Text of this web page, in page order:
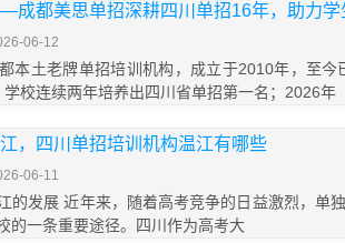
都美思单招深耕四川单招16年，助力学
06-12
本土老牌单招培训机构，成立于2010年，至今
校连续两年培养出四川省单招第一名；2026年
，四川单招培训机构温江有哪些
06-11
的发展 近年来，随着高考竞争的日益激烈，单独
的一条重要途径。四川作为高考大